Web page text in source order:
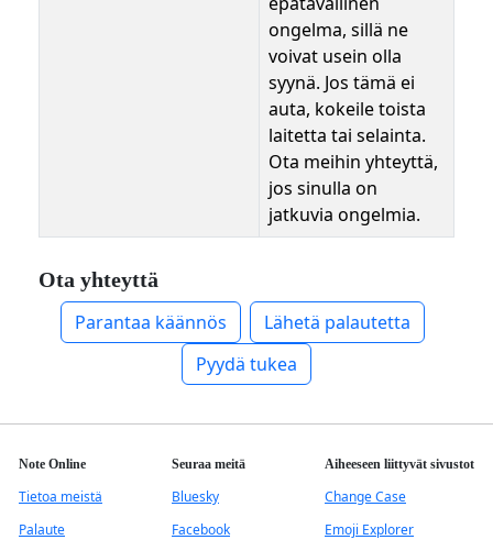
ongelma, sillä ne
voivat usein olla
syynä. Jos tämä ei
auta, kokeile toista
laitetta tai selainta.
Ota meihin yhteyttä,
jos sinulla on
jatkuvia ongelmia.
Ota yhteyttä
Parantaa käännös
Lähetä palautetta
Pyydä tukea
Note Online
Tietoa meistä
Palaute
Seuraa meitä
Bluesky
Facebook
Aiheeseen liittyvät sivustot
Change Case
Emoji Explorer